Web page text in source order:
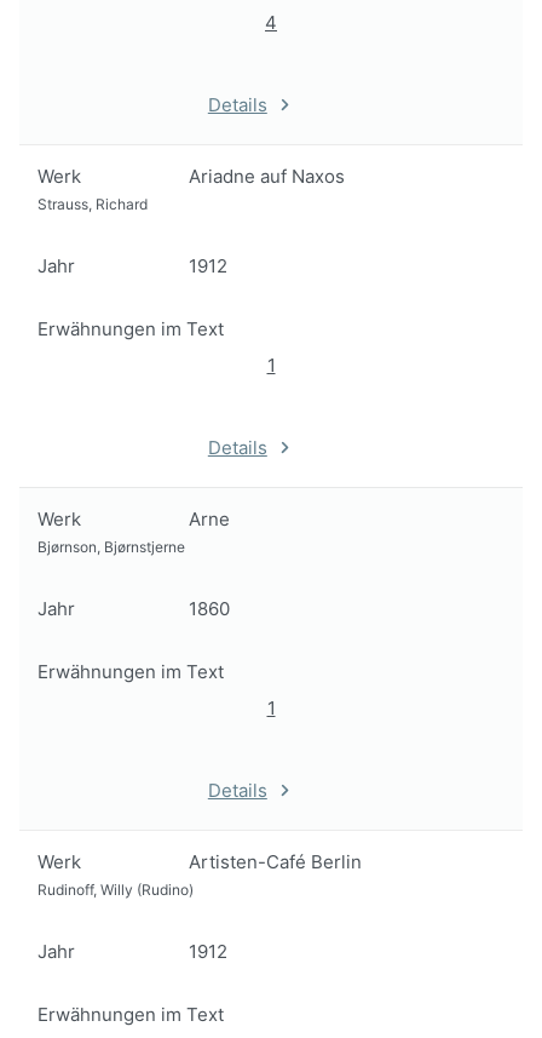
4
Details
Werk Ariadne auf Naxos
Strauss, Richard
Jahr 1912
Erwähnungen im Text
1
Details
Werk Arne
Bjørnson, Bjørnstjerne
Jahr 1860
Erwähnungen im Text
1
Details
Werk Artisten-Café Berlin
Rudinoff, Willy (Rudino)
Jahr 1912
Erwähnungen im Text